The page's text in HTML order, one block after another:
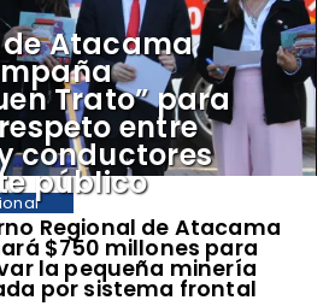
Regional de Atacama
$750 millones para
la pequeña minería
por sistema frontal
Atacama
Trato” para
entre
conductores
público